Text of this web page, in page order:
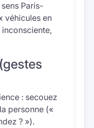
Paris-
véhicules en
: secouez
personne («
? »).